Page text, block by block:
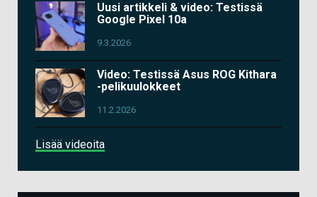
Uusi artikkeli & video: Testissä
Google Pixel 10a
9.3.2026
Video: Testissä Asus ROG Kithara
-pelikuulokkeet
11.2.2026
Lisää videoita